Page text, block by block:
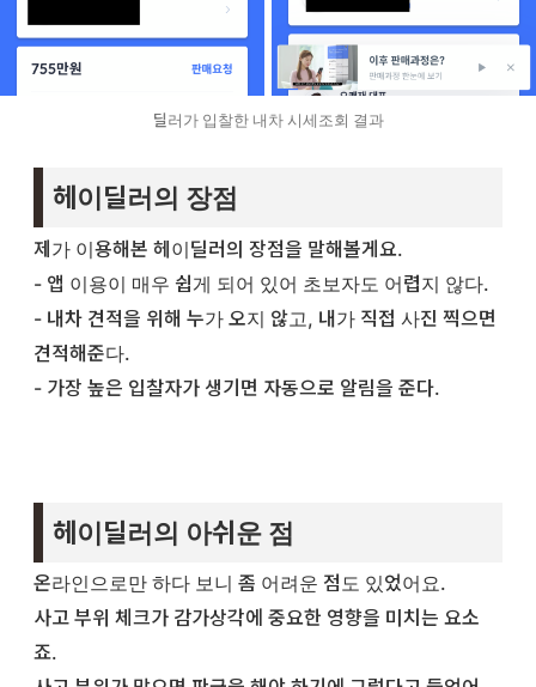
딜러가 입찰한 내차 시세조회 결과
헤이딜러의 장점
제가 이용해본 헤이딜러의 장점을 말해볼게요.
- 앱 이용이 매우 쉽게 되어 있어 초보자도 어렵지 않다.
- 내차 견적을 위해 누가 오지 않고, 내가 직접 사진 찍으면
견적해준다.
- 가장 높은 입찰자가 생기면 자동으로 알림을 준다.
헤이딜러의 아쉬운 점
온라인으로만 하다 보니 좀 어려운 점도 있었어요.
사고 부위 체크가 감가상각에 중요한 영향을 미치는 요소
죠.